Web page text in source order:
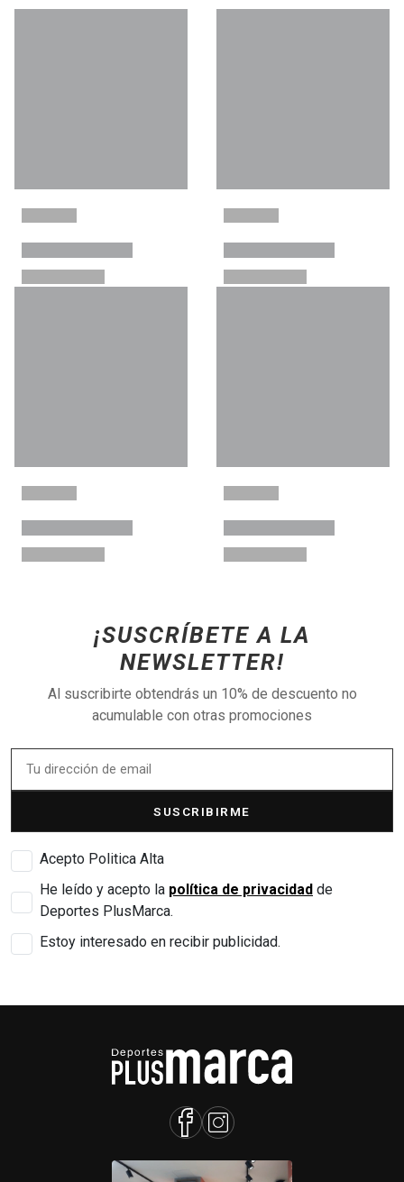
¡SUSCRÍBETE A LA
NEWSLETTER!
Al suscribirte obtendrás un 10% de descuento no
acumulable con otras promociones
SUSCRIBIRME
Acepto Politica Alta
He leído y acepto la política de privacidad de
Deportes PlusMarca.
Estoy interesado en recibir publicidad.